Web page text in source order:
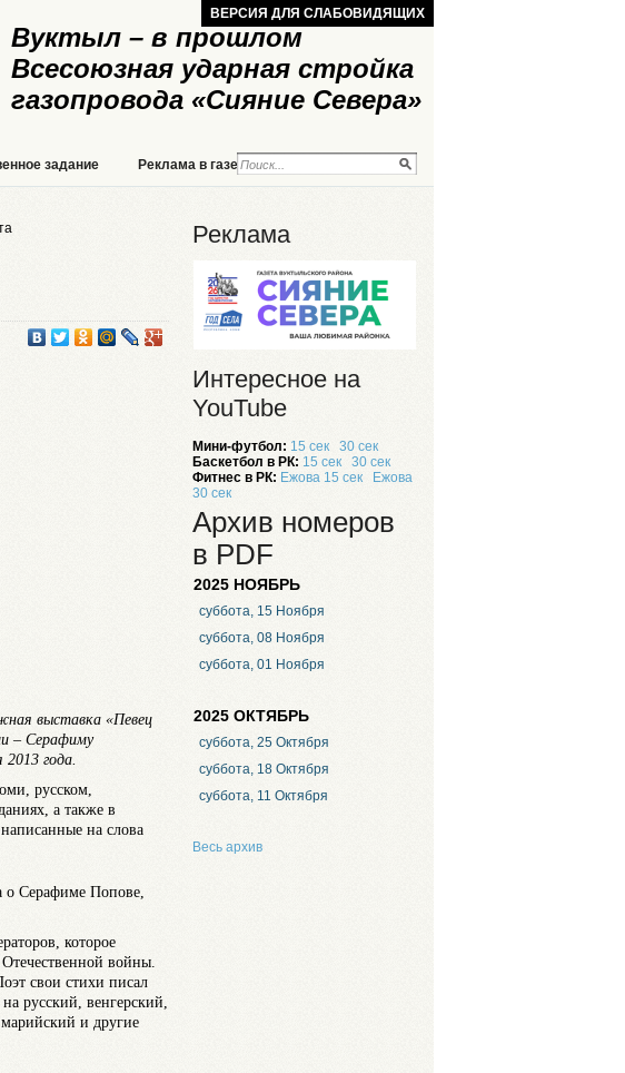
Вуктыл – в прошлом
Всесоюзная ударная стройка
газопровода «Сияние Севера»
ВЕРСИЯ ДЛЯ СЛАБОВИДЯЩИХ
задание Реклама в газете Реклама на сайте
выставка «Певец
– Серафиму
года.
русском,
а также в
на слова
о Серафиме Попове,
которое
войны.
свои стихи писал
русский, венгерский,
и другие
Реклама
Интересное на
YouTube
Мини-футбол: 15 сек
30 сек
Баскетбол в РК: 15 сек
30 сек
Фитнес в РК: Ежова 15 сек
Ежова
30 сек
Архив номеров
в PDF
2025 НОЯБРЬ
суббота, 15 Ноября
суббота, 08 Ноября
суббота, 01 Ноября
2025 ОКТЯБРЬ
суббота, 25 Октября
суббота, 18 Октября
суббота, 11 Октября
Весь архив